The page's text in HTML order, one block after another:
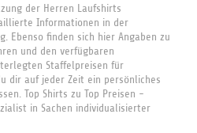
der Herren Laufshirts
Informationen in der
Ebenso finden sich hier Angaben zu
und den verfügbaren
Staffelpreisen für
dir auf jeder Zeit ein persönliches
Top Shirts zu Top Preisen -
in Sachen individualisierter